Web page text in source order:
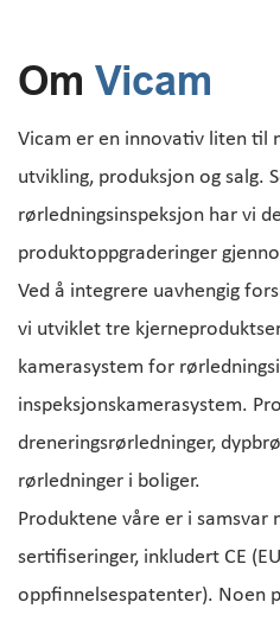
Om Vicam
Vicam er en innovativ liten til
utvikling, produksjon og salg.
rørledningsinspeksjon har vi
produktoppgraderinger
Ved å integrere uavhengig
vi utviklet tre
kamerasystem for
inspeksjonskamerasystem.
dreneringsrørledninger,
rørledninger i boliger.
Produktene våre er i
sertifiseringer, inkludert CE
oppfinnelsespatenter). Noen